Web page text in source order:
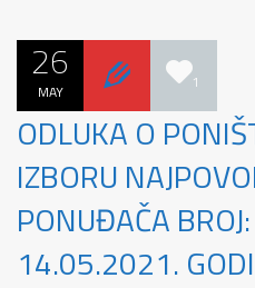
26
MAY 1
ODLUKA O
IZBORU
PONUĐAČA
14.05.2021.